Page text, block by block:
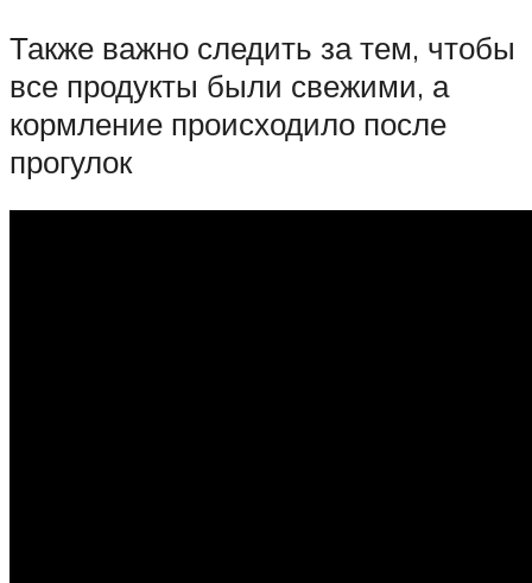
Также важно следить за тем, чтобы
все продукты были свежими, а
кормление происходило после
прогулок